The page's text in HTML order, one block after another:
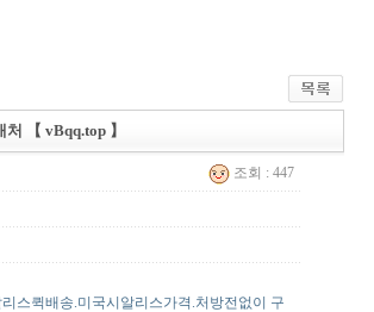
【 vBqq.top 】
조회 : 447
스퀵배송.미국시알리스가격.처방전없이 구